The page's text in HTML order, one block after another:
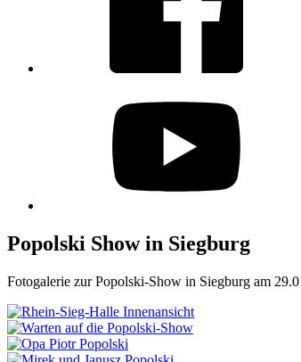
Popolski Show in Siegburg
Fotogalerie zur Popolski-Show in Siegburg am